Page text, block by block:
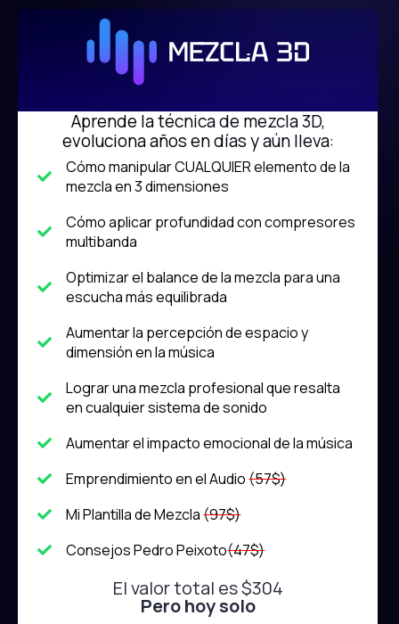
Aprende la técnica de mezcla 3D,
evoluciona años en días y aún lleva:
Cómo manipular CUALQUIER elemento de la
mezcla en 3 dimensiones
Cómo aplicar profundidad con compresores
multibanda
Optimizar el balance de la mezcla para una
escucha más equilibrada
Aumentar la percepción de espacio y
dimensión en la música
Lograr una mezcla profesional que resalta
en cualquier sistema de sonido
Aumentar el impacto emocional de la música
Emprendimiento en el Audio(57$)
Mi Plantilla de Mezcla(97$)
Consejos Pedro Peixoto(47$)
El valor total es $304
Pero hoy solo